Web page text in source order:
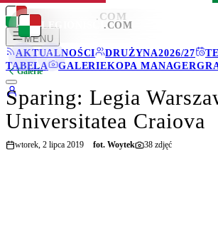
LEGIONISCI .COM
MENU
AKTUALNOŚCI
DRUŻYNA2026/27
TABELA
GALERIEKOPA MANAGER
LEGIONISCI .COM
Galerie
Sparing: Legia
Universitatea Craiova
wtorek, 2 lipca 2019 fot. Woytek 38 zdjęć